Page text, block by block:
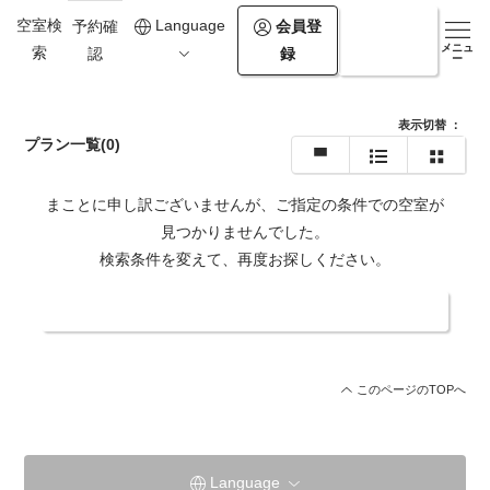
空室検
索
予約確
認
Language
会員登
録
メニュ
ー
0957-73-3331
https://www.miyazaki-ryokan.co.jp/
プラン一覧(0)
表示切替：
まことに申し訳ございませんが、ご指定の条件での空室が
見つかりませんでした。
検索条件を変えて、再度お探しください。
このページのTOPへ
Language